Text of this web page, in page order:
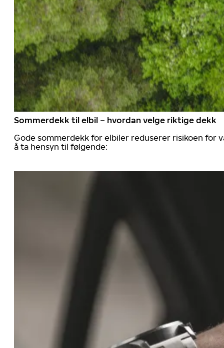
Sommerdekk til elbil – hvordan velge riktige dekk
Gode sommerdekk for elbiler reduserer risikoen for
å ta hensyn til følgende: